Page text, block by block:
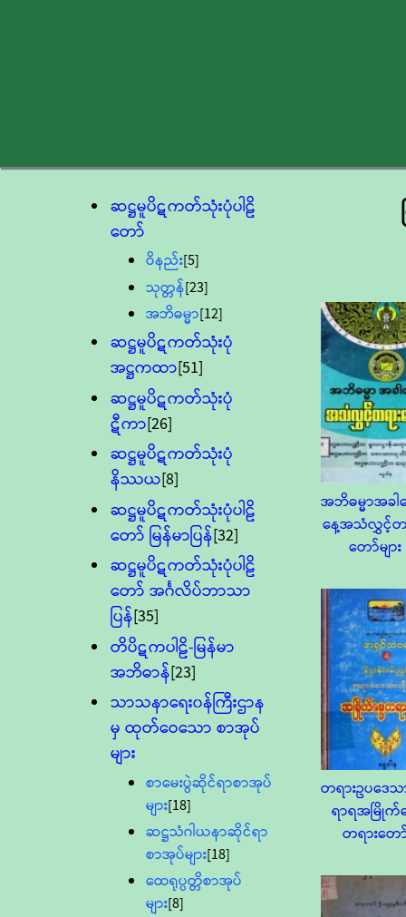
ဆဋ္ဌမူပိဋကတ်သုံးပုံပါဠိ
တော်
ဝိနည်း[5]
သုတ္တန်[23]
အဘိဓမ္မာ[12]
ဆဋ္ဌမူပိဋကတ်သုံးပုံ
အဋ္ဌကထာ[51]
ဆဋ္ဌမူပိဋကတ်သုံးပုံ
ဋီကာ[26]
ဆဋ္ဌမူပိဋကတ်သုံးပုံ
နိဿယ[8]
ဆဋ္ဌမူပိဋကတ်သုံးပုံပါဠိ
တော် မြန်မာပြန်[32]
ဆဋ္ဌမူပိဋကတ်သုံးပုံပါဠိ
တော် အင်္ဂလိပ်ဘာသာ
ပြန်[35]
တိပိဋကပါဠိ-မြန်မာ
အဘိဓာန်[23]
သာသနာရေး၀န်ကြီးဌာန
မှ ထုတ်ဝေသော စာအုပ်
များ
စာမေးပွဲဆိုင်ရာစာအုပ်
များ[18]
ဆဋ္ဌသံဂါယနာဆိုင်ရာ
စာအုပ်များ[18]
ထေရုပ္ပတ္တိစာအုပ်
များ[8]
အဘိဓမ္မာအခ
နေ့အသံလွှင့်တ
တော်များ
တရားဥပဒေ
ရာရအမြိုက်ဓ
တရားတေ